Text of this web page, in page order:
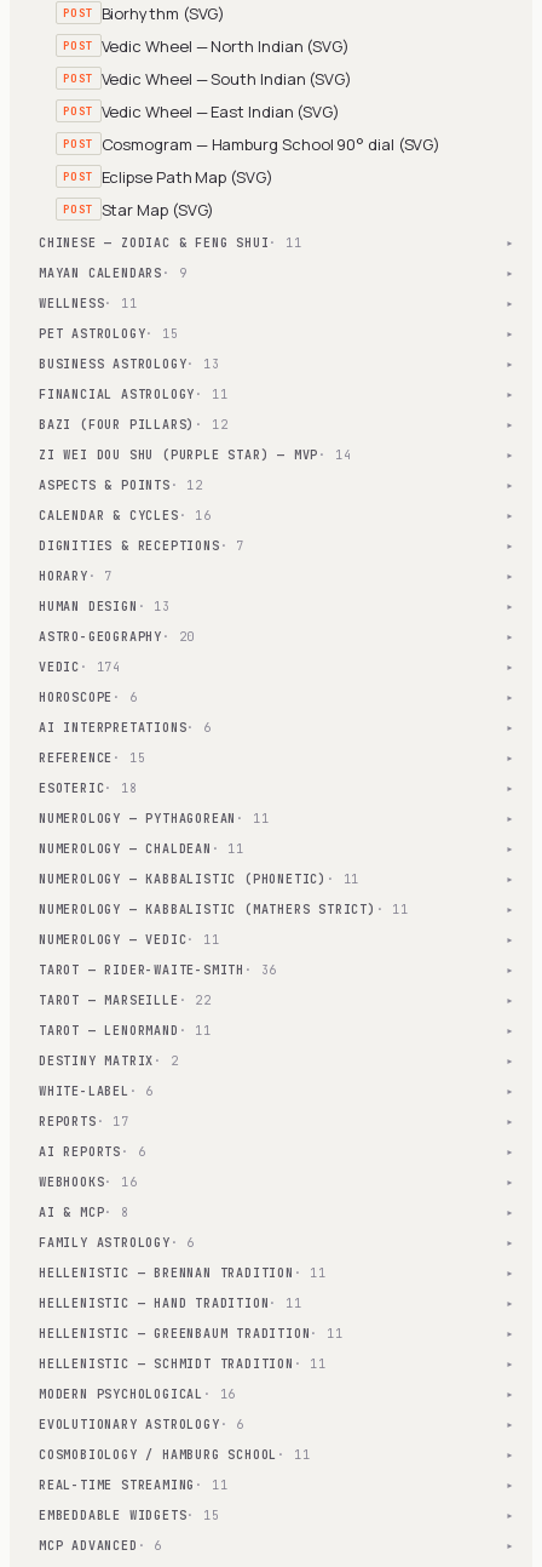
POST Biorhythm (SVG)
POST Vedic Wheel — North Indian (SVG)
POST Vedic Wheel — South Indian (SVG)
POST Vedic Wheel — East Indian (SVG)
POST Cosmogram — Hamburg School 90° dial (SVG)
POST Eclipse Path Map (SVG)
POST Star Map (SVG)
CHINESE — ZODIAC & FENG SHUI · 11 ▾
MAYAN CALENDARS · 9 ▾
WELLNESS· 11 ▾
PET ASTROLOGY· 15 ▾
BUSINESS ASTROLOGY· 13 ▾
FINANCIAL ASTROLOGY · 11 ▾
BAZI (FOUR PILLARS) · 12 ▾
ZI WEI DOU SHU (PURPLE STAR) — MVP · 14 ▾
ASPECTS & POINTS · 12 ▾
CALENDAR & CYCLES · 16 ▾
DIGNITIES & RECEPTIONS · 7 ▾
HORARY · 7 ▾
HUMAN DESIGN · 13 ▾
ASTRO-GEOGRAPHY · 20 ▾
VEDIC · 174 ▾
HOROSCOPE · 6 ▾
AI INTERPRETATIONS· 6 ▾
REFERENCE · 15 ▾
ESOTERIC· 18 ▾
NUMEROLOGY — PYTHAGOREAN · 11 ▾
NUMEROLOGY — CHALDEAN · 11 ▾
NUMEROLOGY — KABBALISTIC (PHONETIC) · 11 ▾
NUMEROLOGY — KABBALISTIC (MATHERS STRICT) · 11 ▾
NUMEROLOGY — VEDIC· 11 ▾
TAROT — RIDER-WAITE-SMITH · 36 ▾
TAROT — MARSEILLE · 22 ▾
TAROT — LENORMAND · 11 ▾
DESTINY MATRIX · 2 ▾
WHITE-LABEL · 6 ▾
REPORTS · 17 ▾
AI REPORTS · 6 ▾
WEBHOOKS· 16 ▾
AI & MCP· 8 ▾
FAMILY ASTROLOGY · 6 ▾
HELLENISTIC — BRENNAN TRADITION · 11 ▾
HELLENISTIC — HAND TRADITION · 11 ▾
HELLENISTIC — GREENBAUM TRADITION · 11 ▾
HELLENISTIC — SCHMIDT TRADITION · 11 ▾
MODERN PSYCHOLOGICAL · 16 ▾
EVOLUTIONARY ASTROLOGY · 6 ▾
COSMOBIOLOGY / HAMBURG SCHOOL · 11 ▾
REAL-TIME STREAMING · 11 ▾
EMBEDDABLE WIDGETS· 15 ▾
MCP ADVANCED · 6 ▾